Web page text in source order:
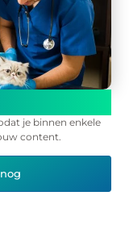
je binnen enkele
content.